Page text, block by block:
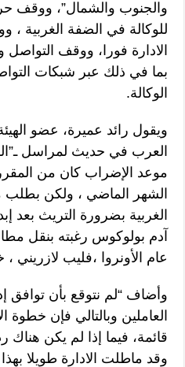
والجنوب والشمال”، ووقف
للوكالة في الضفة الغربية ،
الادارة فورا، ووقف
بما في ذلك عبر شبكات
الوكالة.
ويقول رائد عميرة، عضو الهيئة
العرب في حديث لمراسل
موعد الإضراب كان من
الشهر الماضي ، ولكن بطلب
الغربية بضرورة التريث بعد
آدم بولوكوس رغبته بنقل
عام الأونروا ،فليب لازريني
وأضاف “لم نتوقع بأن توافق
العاملين وبالتالي فإن
قائمة، فيما إذا لم يكن
وقد ماطلت الادارة طويلا